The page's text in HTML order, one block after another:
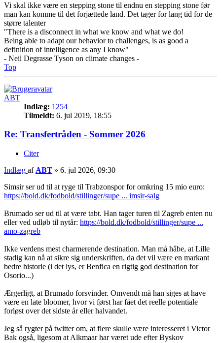
Vi skal ikke være en stepping stone til endnu en stepping stone før
man kan komme til det forjættede land. Det tager for lang tid for de
større talenter
"There is a disconnect in what we know and what we do!
Being able to adapt our behavior to challenges, is as good a
definition of intelligence as any I know"
- Neil Degrasse Tyson on climate changes -
Top
ABT
Indlæg: 1254
Tilmeldt: 6. jul 2019, 18:55
Re: Transfertråden - Sommer 2026
Citer
Indlæg af ABT » 6. jul 2026, 09:30
Simsir ser ud til at ryge til Trabzonspor for omkring 15 mio euro:
https://bold.dk/fodbold/stillinger/supe ... imsir-salg
Brumado ser ud til at være tabt. Han tager turen til Zagreb enten nu
eller ved udløb til nytår: https://bold.dk/fodbold/stillinger/supe ...
amo-zagreb
Ikke verdens mest charmerende destination. Man må håbe, at Lille
stadig kan nå at sikre sig underskriften, da det vil være en markant
bedre historie (i det lys, er Benfica en rigtig god destination for
Osorio...)
Ærgerligt, at Brumado forsvinder. Omvendt må han siges at have
være en late bloomer, hvor vi først har fået det reelle potentiale
forløst over det sidste år eller halvandet.
Jeg så rygter på twitter om, at flere skulle være interesseret i Victor
Bak også, ligesom at Alkmaar har været ude efter Byskov